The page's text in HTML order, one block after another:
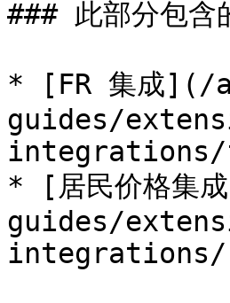
### 此部分包含
* [FR 集成](/
guides/
* [居民价格集
guides/